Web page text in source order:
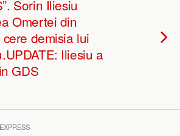
Sorin Iliesiu
Omertei din
demisia lui
Iliesiu a
GDS